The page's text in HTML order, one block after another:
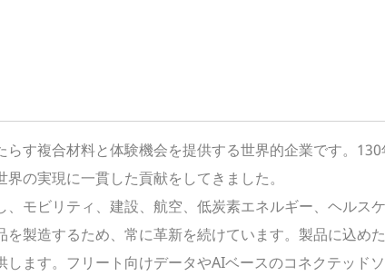
らす複合材料と体験機会を提供する世界的企業です。
の実現に一貫した貢献をしてきました。
モビリティ、建設、航空、低炭素エネルギー、ヘルス
製造するため、常に革新を続けています。製品に込め
ます。フリート向けデータやAIベースのコネクテッド